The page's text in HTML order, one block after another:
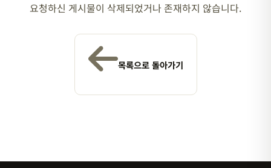
요청하신 게시물이 삭제되었거나 존재하지 않습니다.
목록으로 돌아가기